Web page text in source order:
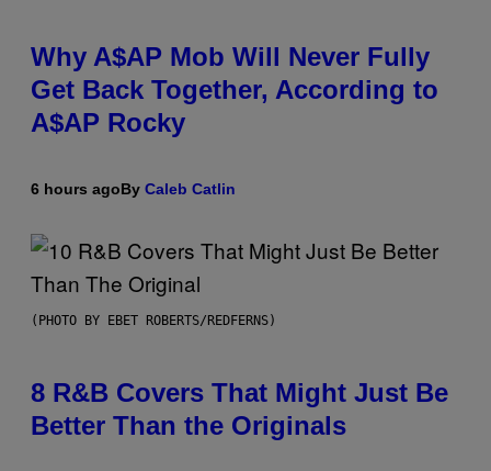
Why A$AP Mob Will Never Fully
Get Back Together, According to
A$AP Rocky
6 hours agoBy Caleb Catlin
(PHOTO BY EBET ROBERTS/REDFERNS)
8 R&B Covers That Might Just Be
Better Than the Originals